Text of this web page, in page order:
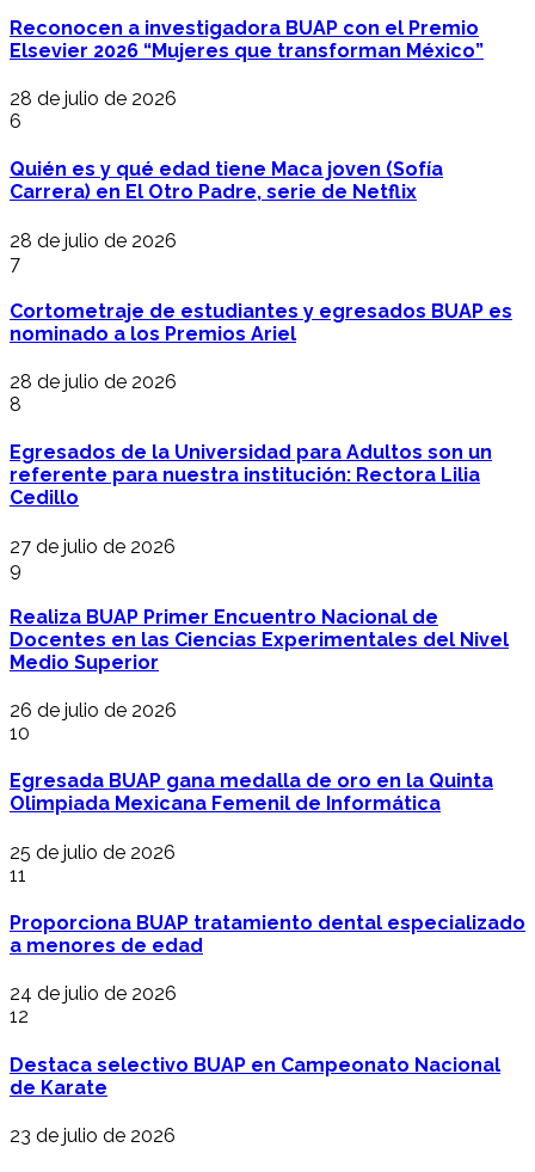
Reconocen a investigadora BUAP con el Premio
Elsevier 2026 “Mujeres que transforman México”
28 de julio de 2026
6
Quién es y qué edad tiene Maca joven (Sofía
Carrera) en El Otro Padre, serie de Netflix
28 de julio de 2026
7
Cortometraje de estudiantes y egresados BUAP es
nominado a los Premios Ariel
28 de julio de 2026
8
Egresados de la Universidad para Adultos son un
referente para nuestra institución: Rectora Lilia
Cedillo
27 de julio de 2026
9
Realiza BUAP Primer Encuentro Nacional de
Docentes en las Ciencias Experimentales del Nivel
Medio Superior
26 de julio de 2026
10
Egresada BUAP gana medalla de oro en la Quinta
Olimpiada Mexicana Femenil de Informática
25 de julio de 2026
11
Proporciona BUAP tratamiento dental especializado
a menores de edad
24 de julio de 2026
12
Destaca selectivo BUAP en Campeonato Nacional
de Karate
23 de julio de 2026